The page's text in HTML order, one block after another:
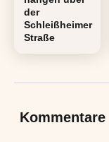
der
Schleißheimer
Straße
Kommentare